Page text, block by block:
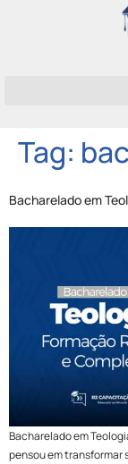
Tag:
Bacharelado em
Bacharelado em
pensou em transformar